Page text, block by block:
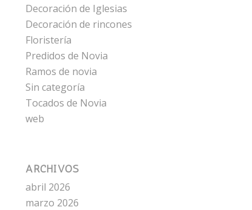
Decoración de Iglesias
Decoración de rincones
Floristería
Predidos de Novia
Ramos de novia
Sin categoría
Tocados de Novia
web
ARCHIVOS
abril 2026
marzo 2026